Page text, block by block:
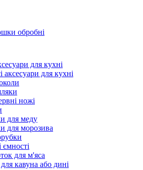
обробні
для кухні
аксесуари для кухні
ножі
для меду
для морозива
ємності
для м'яса
кавуна або дині